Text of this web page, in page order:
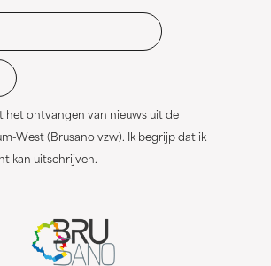
het ontvangen van nieuws uit de
West (Brusano vzw). Ik begrijp dat ik
kan uitschrijven.